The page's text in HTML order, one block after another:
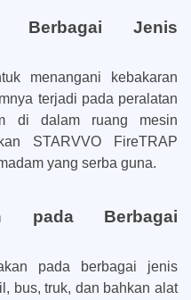
Berbagai Jenis
menangani kebakaran
terjadi pada peralatan
di dalam ruang mesin
STARVVO FireTRAP
yang serba guna.
pada Berbagai
pada berbagai jenis
bus, truk, dan bahkan alat